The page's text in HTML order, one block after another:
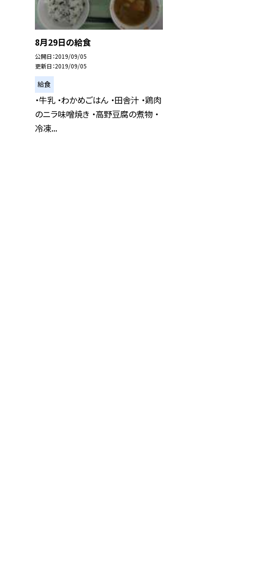
8月29日の給食
公開日 2019/09/05
更新日 2019/09/05
給食
・牛乳 ・わかめごはん ・田舎汁 ・鶏肉
のニラ味噌焼き ・高野豆腐の煮物 ・
冷凍...